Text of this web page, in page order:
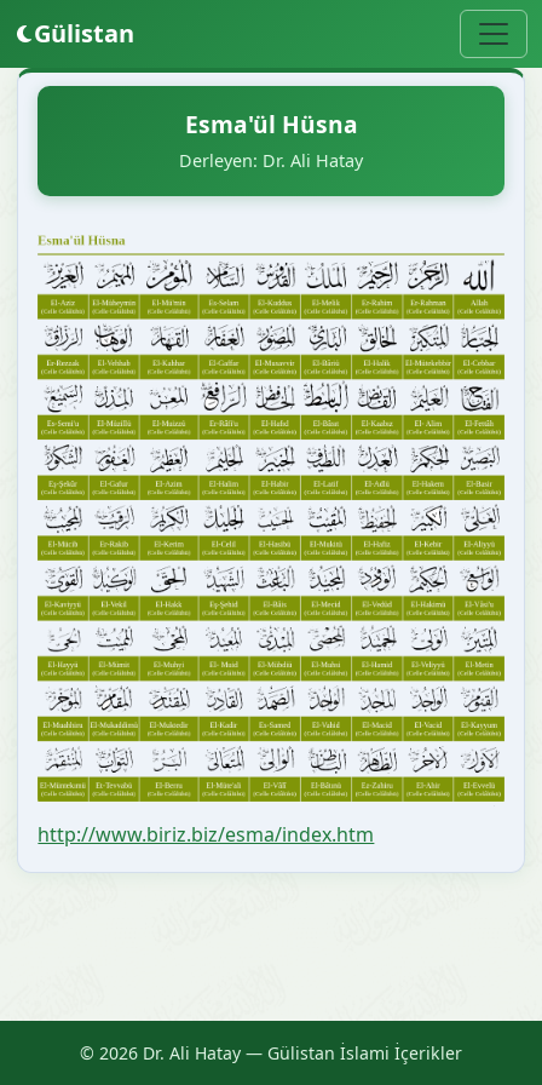
Gülistan
Esma'ül Hüsna
Derleyen: Dr. Ali Hatay
http://www.biriz.biz/esma/index.htm
© 2026 Dr. Ali Hatay — Gülistan İslami İçerikler